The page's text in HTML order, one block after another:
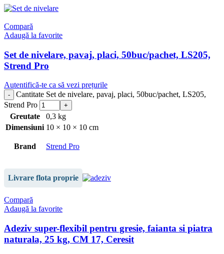
Compară
Adaugă la favorite
Set de nivelare, pavaj, placi, 50buc/pachet, LS205,
Strend Pro
Autentifică-te ca să vezi prețurile
Cantitate Set de nivelare, pavaj, placi, 50buc/pachet, LS205,
Strend Pro
Greutate
0,3 kg
Dimensiuni 10 × 10 × 10 cm
Brand Strend Pro
Livrare flota proprie
Compară
Adaugă la favorite
Adeziv super-flexibil pentru gresie, faianta si piatra
naturala, 25 kg, CM 17, Ceresit